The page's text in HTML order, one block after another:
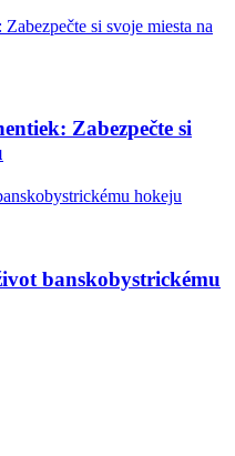
Zabezpečte si
banskobystrickému